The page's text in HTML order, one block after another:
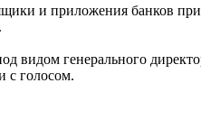
и приложения банков
видом генерального
с голосом.